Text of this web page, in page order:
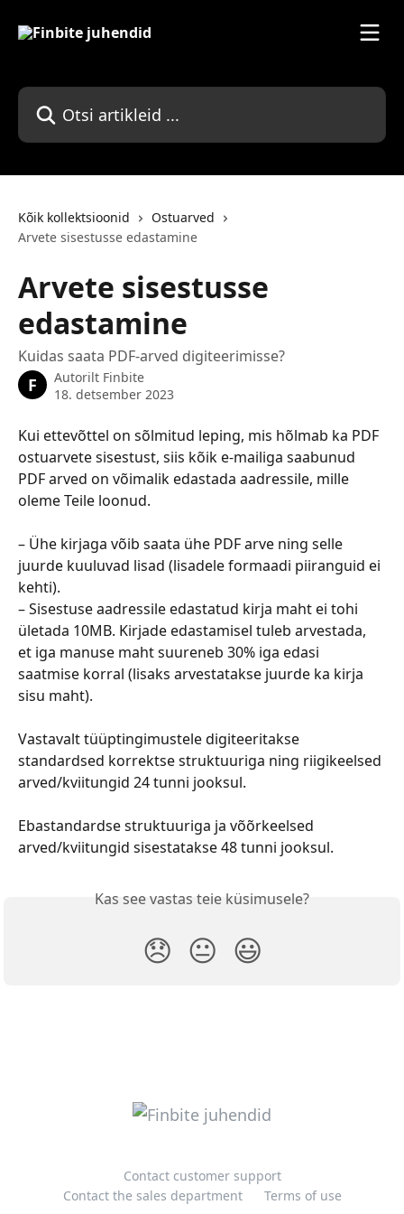
Otsi artikleid ...
Kõik kollektsioonid
Ostuarved
Arvete sisestusse edastamine
Arvete sisestusse
edastamine
Kuidas saata PDF-arved digiteerimisse?
F Autorilt Finbite
18. detsember 2023
Kui ettevõttel on sõlmitud leping, mis hõlmab ka PDF
ostuarvete sisestust, siis kõik e-mailiga saabunud
PDF arved on võimalik edastada aadressile, mille
oleme Teile loonud.
– Ühe kirjaga võib saata ühe PDF arve ning selle
juurde kuuluvad lisad (lisadele formaadi piiranguid ei
kehti).
– Sisestuse aadressile edastatud kirja maht ei tohi
ületada 10MB. Kirjade edastamisel tuleb arvestada,
et iga manuse maht suureneb 30% iga edasi
saatmise korral (lisaks arvestatakse juurde ka kirja
sisu maht).
Vastavalt tüüptingimustele digiteeritakse
standardsed korrektse struktuuriga ning riigikeelsed
arved/kviitungid 24 tunni jooksul.
Ebastandardse struktuuriga ja võõrkeelsed
arved/kviitungid sisestatakse 48 tunni jooksul.
Kas see vastas teie küsimusele?
😞 😐 😃
Contact customer support
Contact the sales department
Terms of use